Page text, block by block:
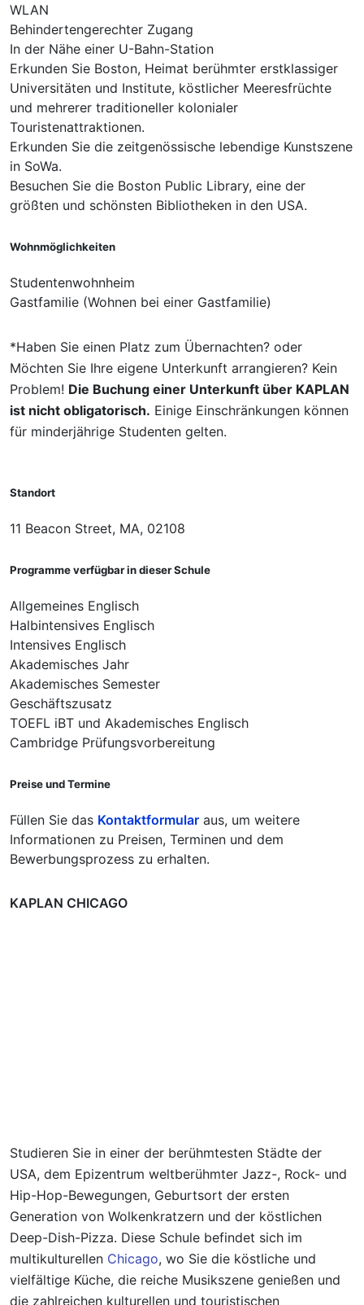
WLAN
Behindertengerechter Zugang
In der Nähe einer U-Bahn-Station
Erkunden Sie Boston, Heimat berühmter erstklassiger
Universitäten und Institute, köstlicher Meeresfrüchte
und mehrerer traditioneller kolonialer
Touristenattraktionen.
Erkunden Sie die zeitgenössische lebendige Kunstszene
in SoWa.
Besuchen Sie die Boston Public Library, eine der
größten und schönsten Bibliotheken in den USA.
Wohnmöglichkeiten
Studentenwohnheim
Gastfamilie (Wohnen bei einer Gastfamilie)
*Haben Sie einen Platz zum Übernachten? oder
Möchten Sie Ihre eigene Unterkunft arrangieren? Kein
Problem! Die Buchung einer Unterkunft über KAPLAN
ist nicht obligatorisch. Einige Einschränkungen können
für minderjährige Studenten gelten.
Standort
11 Beacon Street, MA, 02108
Programme verfügbar in dieser Schule
Allgemeines Englisch
Halbintensives Englisch
Intensives Englisch
Akademisches Jahr
Akademisches Semester
Geschäftszusatz
TOEFL iBT und Akademisches Englisch
Cambridge Prüfungsvorbereitung
Preise und Termine
Füllen Sie das Kontaktformular aus, um weitere
Informationen zu Preisen, Terminen und dem
Bewerbungsprozess zu erhalten.
KAPLAN CHICAGO
Studieren Sie in einer der berühmtesten Städte der
USA, dem Epizentrum weltberühmter Jazz-, Rock- und
Hip-Hop-Bewegungen, Geburtsort der ersten
Generation von Wolkenkratzern und der köstlichen
Deep-Dish-Pizza. Diese Schule befindet sich im
multikulturellen Chicago, wo Sie die köstliche und
vielfältige Küche, die reiche Musikszene genießen und
die zahlreichen kulturellen und touristischen